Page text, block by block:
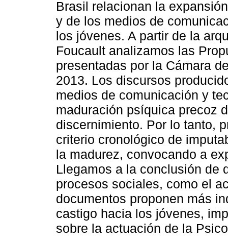
Brasil relacionan la
y de los medios de
los jóvenes. A partir de la
Foucault analizamos las
presentadas por la Cámara
2013. Los discursos
medios de comunicación y
maduración psíquica precoz
discernimiento. Por lo tanto,
criterio cronológico de
la madurez, convocando a
Llegamos a la conclusión de
procesos sociales, como el
documentos proponen más
castigo hacia los jóvenes,
sobre la actuación de la